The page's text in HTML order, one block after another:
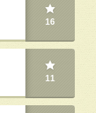
16
11